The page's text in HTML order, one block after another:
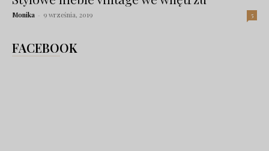
Monika - 9 września, 2019 5
FACEBOOK